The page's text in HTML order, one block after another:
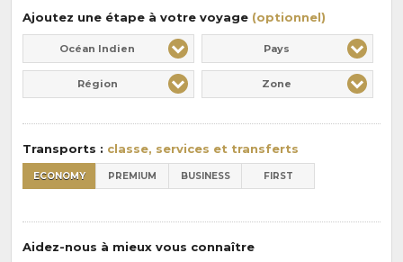
Ajoutez une étape à votre voyage (optionnel)
Océan Indien Pays
Région Zone
Transports : classe, services et transferts
ECONOMY PREMIUM BUSINESS FIRST
Aidez-nous à mieux vous connaître